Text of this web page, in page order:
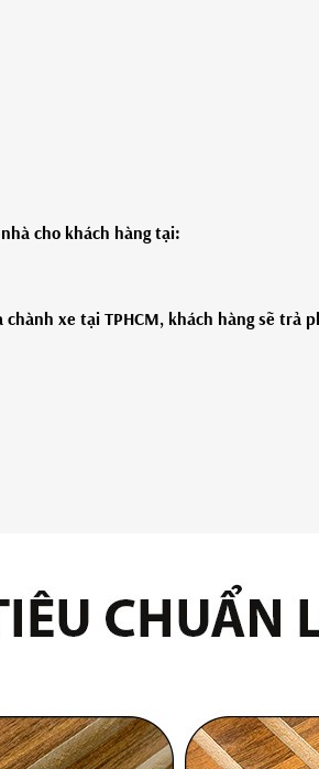
cho khách hàng tại:
xe tại TPHCM, khách hàng sẽ trả